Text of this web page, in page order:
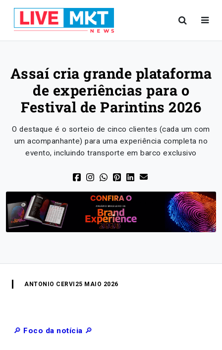
Assaí cria grande plataforma
de experiências para o
Festival de Parintins 2026
O destaque é o sorteio de cinco clientes (cada um com
um acompanhante) para uma experiência completa no
evento, incluindo transporte em barco exclusivo
ANTONIO CERVI 25 MAIO 2026
🔎 Foco da notícia 🔎